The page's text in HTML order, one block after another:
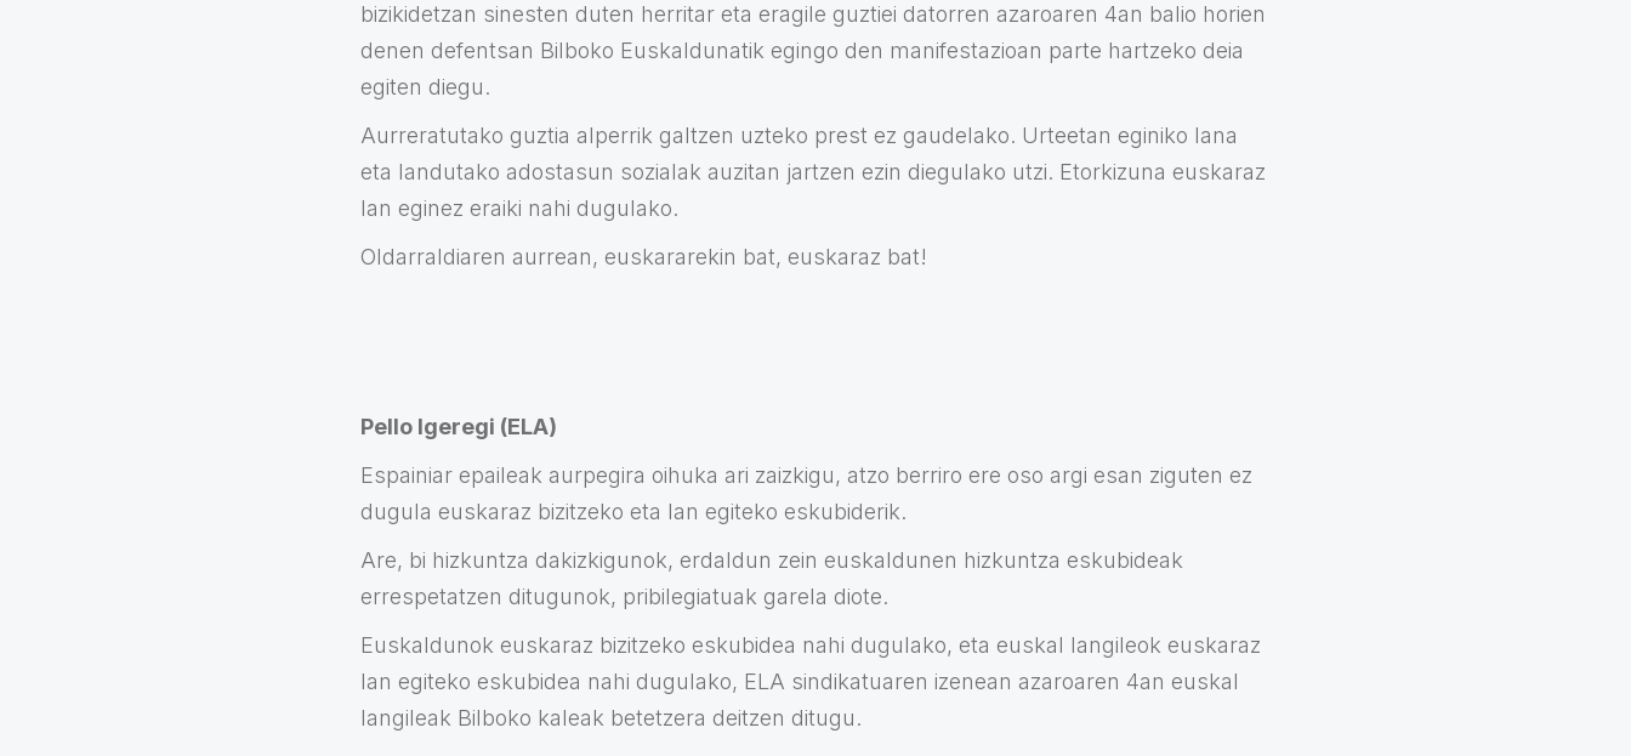
bizikidetzan sinesten duten herritar eta eragile guztiei datorren azaroaren 4an balio horien
denen defentsan Bilboko Euskaldunatik egingo den manifestazioan parte hartzeko deia
egiten diegu.
Aurreratutako guztia alperrik galtzen uzteko prest ez gaudelako. Urteetan eginiko lana
eta landutako adostasun sozialak auzitan jartzen ezin diegulako utzi. Etorkizuna euskaraz
lan eginez eraiki nahi dugulako.
Oldarraldiaren aurrean, euskararekin bat, euskaraz bat!
Pello Igeregi (ELA)
Espainiar epaileak aurpegira oihuka ari zaizkigu, atzo berriro ere oso argi esan ziguten ez
dugula euskaraz bizitzeko eta lan egiteko eskubiderik.
Are, bi hizkuntza dakizkigunok, erdaldun zein euskaldunen hizkuntza eskubideak
errespetatzen ditugunok, pribilegiatuak garela diote.
Euskaldunok euskaraz bizitzeko eskubidea nahi dugulako, eta euskal langileok euskaraz
lan egiteko eskubidea nahi dugulako, ELA sindikatuaren izenean azaroaren 4an euskal
langileak Bilboko kaleak betetzera deitzen ditugu.